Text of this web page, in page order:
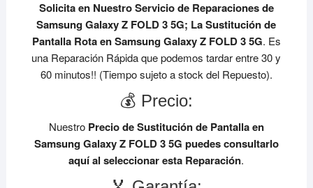
Solicita en Nuestro Servicio de Reparaciones de
Samsung Galaxy Z FOLD 3 5G; La Sustitución de
Pantalla Rota en Samsung Galaxy Z FOLD 3 5G. Es
una Reparación Rápida que podemos tardar entre 30 y
60 minutos!! (Tiempo sujeto a stock del Repuesto).
💰 Precio:
Nuestro Precio de Sustitución de Pantalla en
Samsung Galaxy Z FOLD 3 5G puedes consultarlo
aquí al seleccionar esta Reparación.